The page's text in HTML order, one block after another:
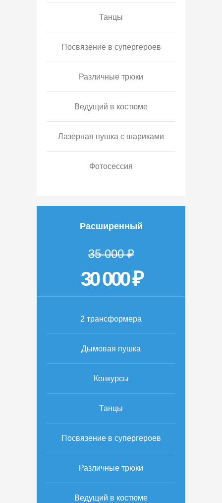
Танцы
Посвязение в супергероев
Различные трюки
Ведущий в костюме
Лазерная пушка с шариками
Фотосессия
Расширенный
35 000 ₽
30 000 ₽
2 трансформера
Дымовая пушка
Конкурсы
Танцы
Посвязение в супергероев
Различные трюки
Ведущий в костюме